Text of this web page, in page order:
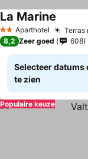
2 SterrenAparthotel Terras
La Marine
8,2 Zeer goed 608
Selecteer datums
te zien
Populaire keuze